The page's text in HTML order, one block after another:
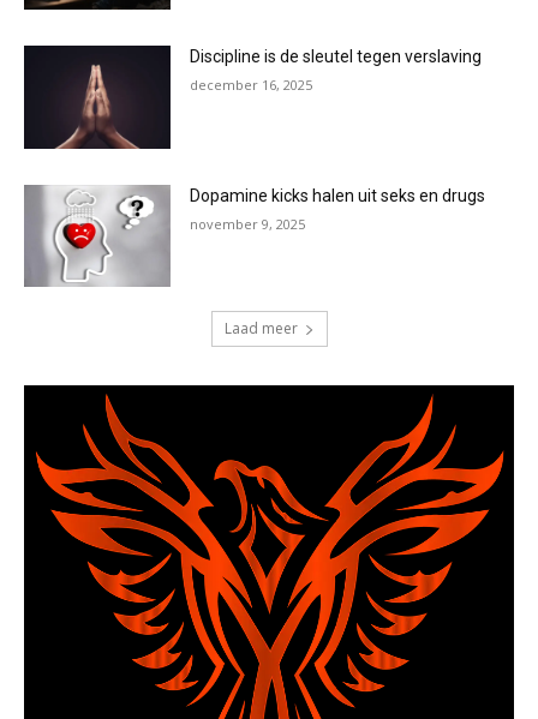
Discipline is de sleutel tegen verslaving
december 16, 2025
Dopamine kicks halen uit seks en drugs
november 9, 2025
Laad meer